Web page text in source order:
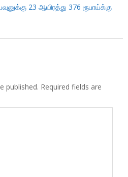
23 ஆயிரத்து 376 ரூபாய்க்கு
published. Required fields are